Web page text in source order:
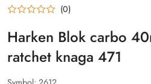
HARKEN (0)
Harken Blok carbo
ratchet knaga 471